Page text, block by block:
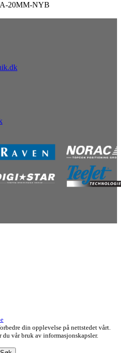
20MM-NYB
din opplevelse på nettstedet vårt.
du vår bruk av informasjonskapsler.